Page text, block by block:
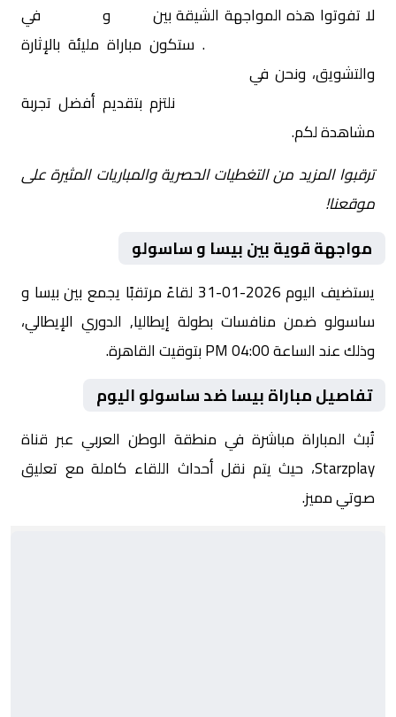
لا تفوتوا هذه المواجهة الشيقة بين و
في
. ستكون مباراة مليئة بالإثارة
والتشويق، ونحن في
نلتزم بتقديم أفضل تجربة
مشاهدة لكم.
ترقبوا المزيد من التغطيات الحصرية والمباريات المثيرة على
موقعنا!
مواجهة قوية بين بيسا و ساسولو
يستضيف اليوم 2026-01-31 لقاءً مرتقبًا يجمع بين بيسا و
ساسولو ضمن منافسات بطولة إيطاليا, الدوري الإيطالي،
وذلك عند الساعة 04:00 PM بتوقيت القاهرة.
تفاصيل مباراة بيسا ضد ساسولو اليوم
تُبث المباراة مباشرة في منطقة الوطن العربي عبر قناة
Starzplay، حيث يتم نقل أحداث اللقاء كاملة مع تعليق
صوتي مميز.